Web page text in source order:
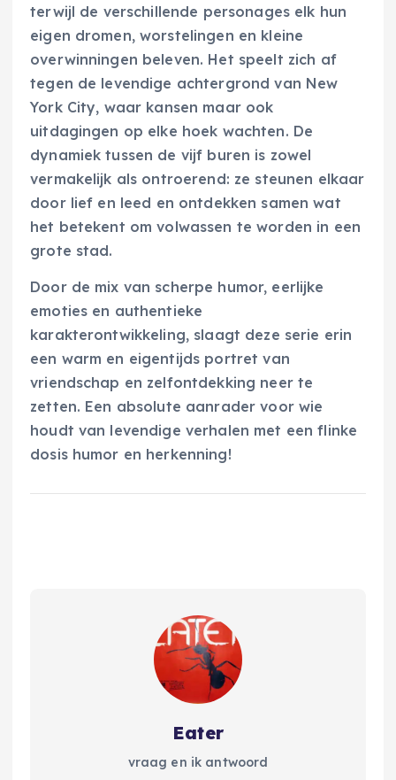
terwijl de verschillende personages elk hun
eigen dromen, worstelingen en kleine
overwinningen beleven. Het speelt zich af
tegen de levendige achtergrond van New
York City, waar kansen maar ook
uitdagingen op elke hoek wachten. De
dynamiek tussen de vijf buren is zowel
vermakelijk als ontroerend: ze steunen elkaar
door lief en leed en ontdekken samen wat
het betekent om volwassen te worden in een
grote stad.
Door de mix van scherpe humor, eerlijke
emoties en authentieke
karakterontwikkeling, slaagt deze serie erin
een warm en eigentijds portret van
vriendschap en zelfontdekking neer te
zetten. Een absolute aanrader voor wie
houdt van levendige verhalen met een flinke
dosis humor en herkenning!
Eater
vraag en ik antwoord